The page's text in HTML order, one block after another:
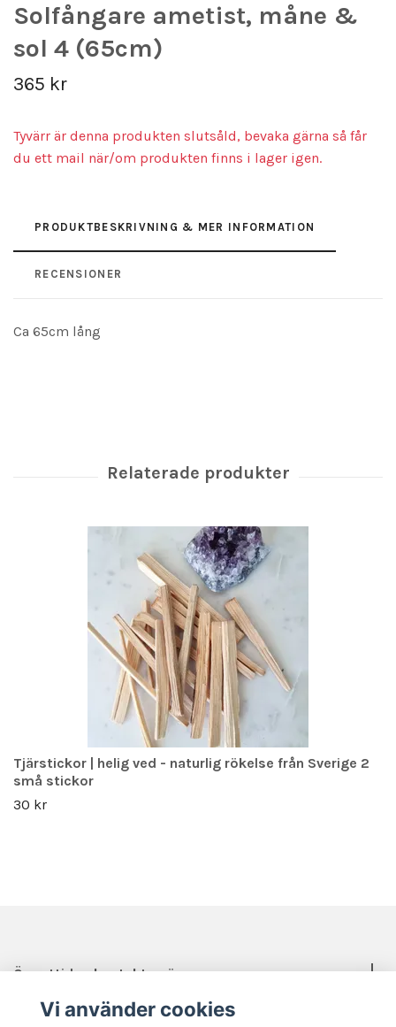
Solfångare ametist, måne &
sol 4 (65cm)
365 kr
Tyvärr är denna produkten slutsåld, bevaka gärna så får
du ett mail när/om produkten finns i lager igen.
PRODUKTBESKRIVNING & MER INFORMATION
RECENSIONER
Ca 65cm lång
Tjärstickor | helig ved - naturlig rökelse från Sverige 2
små stickor
30 kr
Öppettider, kontakt, mässor mm.
Vi använder cookies